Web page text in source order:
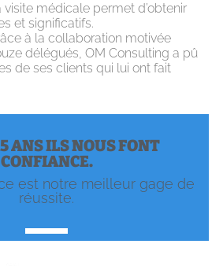
visite médicale permet d’obtenir
et significatifs.
à la collaboration motivée
délégués, OM Consulting a pû
de ses clients qui lui ont fait
ANS ILS NOUS FONT
CONFIANCE.
est notre meilleur gage de
réussite.